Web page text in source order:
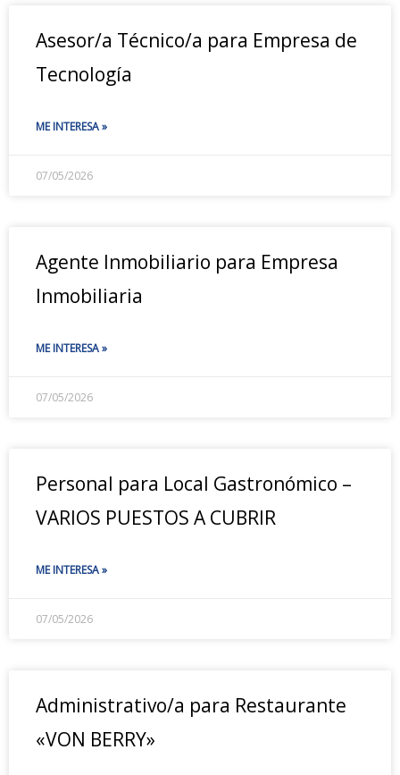
Asesor/a Técnico/a para Empresa de
Tecnología
ME INTERESA »
07/05/2026
Agente Inmobiliario para Empresa
Inmobiliaria
ME INTERESA »
07/05/2026
Personal para Local Gastronómico –
VARIOS PUESTOS A CUBRIR
ME INTERESA »
07/05/2026
Administrativo/a para Restaurante
«VON BERRY»